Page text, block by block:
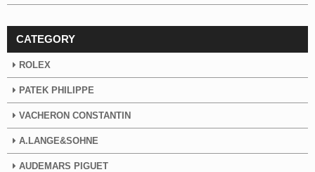
CATEGORY
ROLEX
PATEK PHILIPPE
VACHERON CONSTANTIN
A.LANGE&SOHNE
AUDEMARS PIGUET